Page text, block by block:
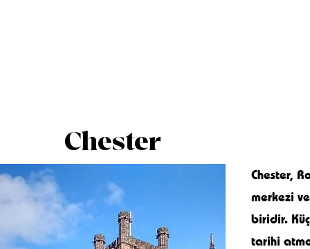
Chester
Chester,
merkezi
biridir.
tarihi